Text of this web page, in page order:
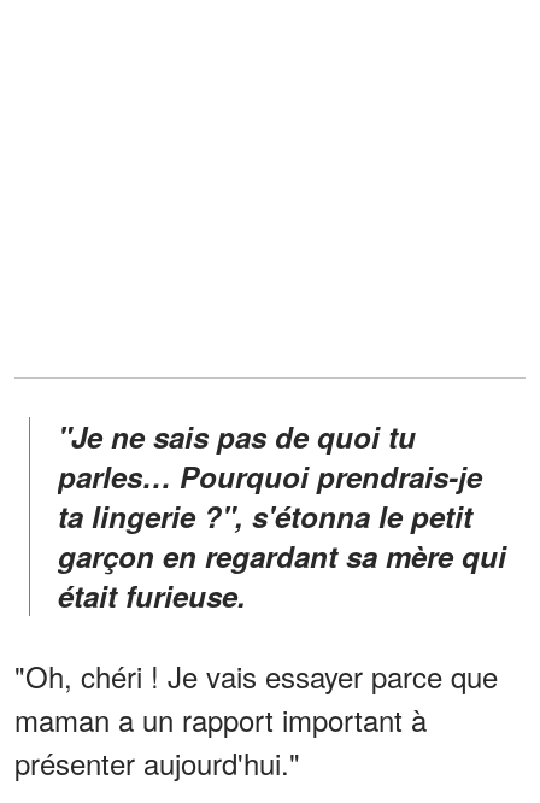
"Je ne sais pas de quoi tu
parles… Pourquoi prendrais-je
ta lingerie ?", s'étonna le petit
garçon en regardant sa mère qui
était furieuse.
"Oh, chéri ! Je vais essayer parce que
maman a un rapport important à
présenter aujourd'hui."